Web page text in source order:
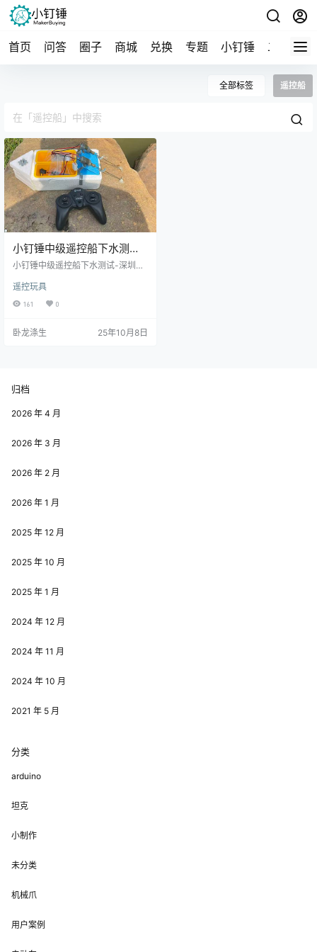
首页 问答 圈子 商城 兑换 专题 小钉锤 二手 导
全部标签 遥控船
小钉锤中级遥控船下水测试-
深圳光明区鹅颈水湿地公园
小钉锤中级遥控船下水测试-深圳光
作花絮：
遥控玩具
161 0
卧龙涤生 25年10月8日
归档
2026 年 4 月
2026 年 3 月
2026 年 2 月
2026 年 1 月
2025 年 12 月
2025 年 10 月
2025 年 1 月
2024 年 12 月
2024 年 11 月
2024 年 10 月
2021 年 5 月
分类
arduino
坦克
小制作
未分类
机械爪
用户案例